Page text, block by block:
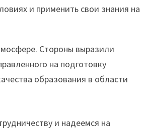
и применить свои знания на
Стороны выразили
на подготовку
образования в области
и надеемся на